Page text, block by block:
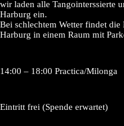
wir laden alle Tangointerssierte
Harburg ein.
Bei schlechtem Wetter findet
Harburg in einem Raum mit
14:00 – 18:00 Practica/Milonga
Eintritt frei (Spende erwartet)